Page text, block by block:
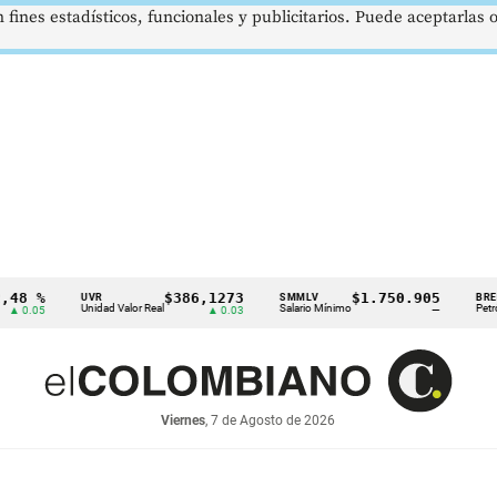
UVR
Unidad Valor Real
$386,1273
▲ 0.03
SMMLV
Salario Mínimo
$1.750.905 BRENT
Petróleo
Viernes, 7 de Agosto de 2026
estadísticos, funcionales y publicitarios. Puede aceptarlas